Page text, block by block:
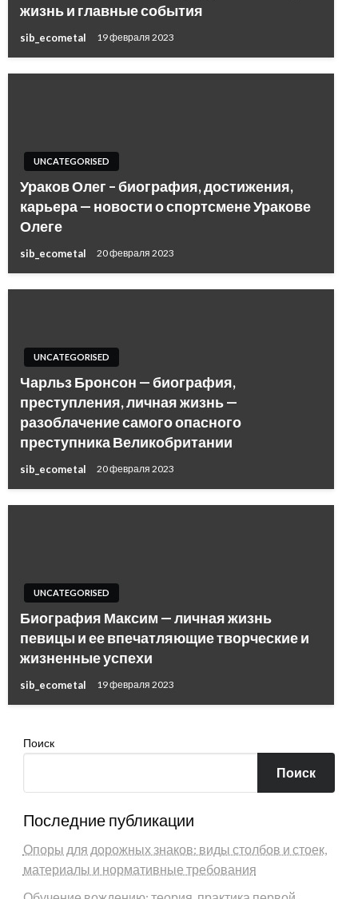
жизнь и главные события
sib_ecometal 19 февраля 2023
UNCATEGORISED
Ураков Олег – биография, достижения,
карьера — новости о спортсмене Уракове
Олеге
sib_ecometal 20 февраля 2023
UNCATEGORISED
Чарльз Бронсон — биография,
преступления, личная жизнь —
разоблачение самого опасного
преступника Великобритании
sib_ecometal 20 февраля 2023
UNCATEGORISED
Биография Максим — личная жизнь
певицы и ее впечатляющие творческие и
жизненные успехи
sib_ecometal 19 февраля 2023
Поиск
Поиск
Последние публикации
Опоры для дорожных знаков: виды столбов и стоек,
материалы и нормативные требования